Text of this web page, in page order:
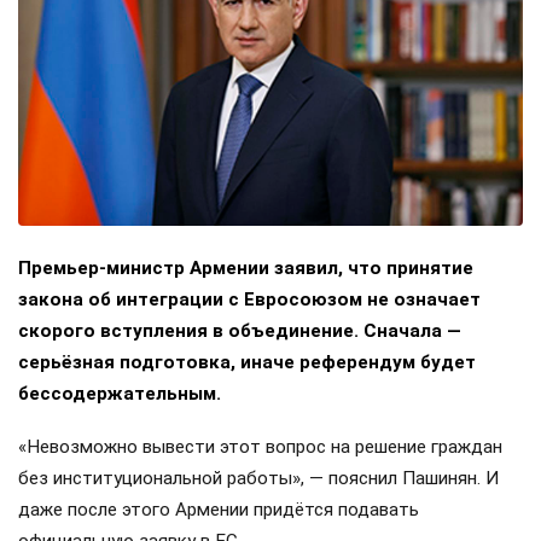
Премьер-министр Армении заявил, что принятие
закона об интеграции с Евросоюзом не означает
скорого вступления в объединение. Сначала —
серьёзная подготовка, иначе референдум будет
бессодержательным.
«Невозможно вывести этот вопрос на решение граждан
без институциональной работы», — пояснил Пашинян. И
даже после этого Армении придётся подавать